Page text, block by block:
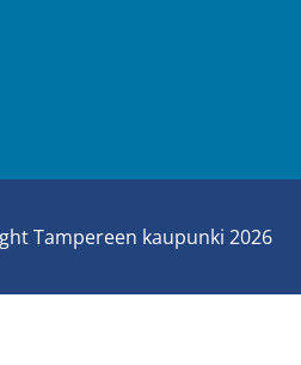
Tam­pe­reen kau­pun­ki 2026